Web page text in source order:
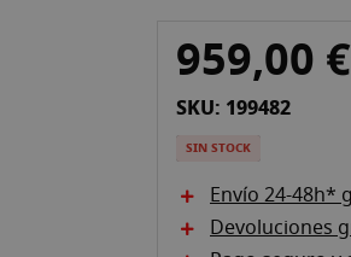
959,00 €
SKU: 199482
SIN STOCK
Envío 24-48h*
Devoluciones